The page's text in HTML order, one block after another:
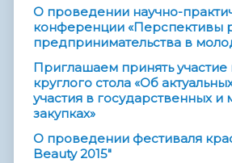
О проведении научно-
конференции «Перспективы
предпринимательства в
Приглашаем принять участие
круглого стола «Об
участия в государственных и
закупках»
О проведении фестиваля
Beauty 2015"